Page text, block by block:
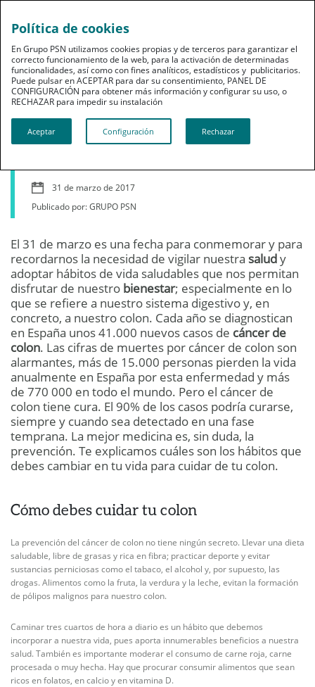
Bienestar
Día de la prevención del
31 de marzo de 2017
Publicado por: GRUPO PSN
El 31 de marzo es una fecha para conmemorar y para
recordarnos la necesidad de vigilar nuestra saludy
adoptar hábitos de vida saludables que nos permitan
disfrutar de nuestro bienestar; especialmente en lo
que se refiere a nuestro sistema digestivo y, en
concreto, a nuestro colon. Cada año se diagnostican
en España unos 41.000 nuevos casos de cáncer de
colon. Las cifras de muertes por cáncer de colon son
alarmantes, más de 15.000 personas pierden la vida
anualmente en España por esta enfermedad y más
de 770 000 en todo el mundo. Pero el cáncer de
colon tiene cura. El 90% de los casos podría curarse,
siempre y cuando sea detectado en una fase
temprana. La mejor medicina es, sin duda, la
prevención. Te explicamos cuáles son los hábitos que
debes cambiar en tu vida para cuidar de tu colon.
Cómo debes cuidar tu colon
La prevención del cáncer de colon no tiene ningún secreto. Llevar una dieta
saludable, libre de grasas y rica en fibra; practicar deporte y evitar
sustancias perniciosas como el tabaco, el alcohol y, por supuesto, las
drogas. Alimentos como la fruta, la verdura y la leche, evitan la formación
de pólipos malignos para nuestro colon.
Caminar tres cuartos de hora a diario es un hábito que debemos
incorporar a nuestra vida, pues aporta innumerables beneficios a nuestra
salud. También es importante moderar el consumo de carne roja, carne
procesada o muy hecha. Hay que procurar consumir alimentos que sean
ricos en folatos, en calcio y en vitamina D.
Política de cookies
En Grupo PSN utilizamos cookies propias y de terceros para garantizar el
correcto funcionamiento de la web, para la activación de determinadas
funcionalidades, así como con fines analíticos, estadísticos y publicitarios.
Puede pulsar en ACEPTAR para dar su consentimiento, PANEL DE
CONFIGURACIÓN para obtener más información y configurar su uso, o
RECHAZAR para impedir su instalación​​​​​​​
Aceptar Configuración Rechazar